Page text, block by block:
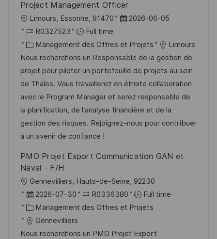
g
p
o
s
t
e
Project Management Officer
o
c
a
l
i
s
a
t
i
n
Limours, Essonne, 91470
D
t
e
d
’
a
f
f
h
2026-06-05
R
é
f
é
r
e
n
c
e
u
s
e
R0327523
Full time
C
a
t
é
g
o
r
i
Management des Offres et Projets
Limours
Nous recherchons un Responsable de la gestion de
projet pour piloter un portefeuille de projets au sein
de Thales. Vous travaillerez en étroite collaboration
avec le Program Manager et serez responsable de
la planification, de l'analyse financière et de la
gestion des risques. Rejoignez-nous pour contribuer
à un avenir de confiance !
PMO Projet Export Communication GAN et
Naval - F/H
o
c
a
l
Gennevilliers, Hauts-de-Seine, 92230
D
a
t
e
2026-07-30
R
é
é
R0336380
Full time
C
a
t
Management des Offres et Projets
Gennevilliers
Nous recherchons un PMO Projet Export